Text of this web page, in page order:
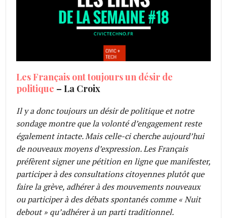
Les Français ont toujours un désir de
politique – La Croix
Il y a donc toujours un désir de politique et notre
sondage montre que la volonté d’engagement reste
également intacte. Mais celle-ci cherche aujourd’hui
de nouveaux moyens d’expression. Les Français
préfèrent signer une pétition en ligne que manifester,
participer à des consultations citoyennes plutôt que
faire la grève, adhérer à des mouvements nouveaux
ou participer à des débats spontanés comme « Nuit
debout » qu’adhérer à un parti traditionnel.